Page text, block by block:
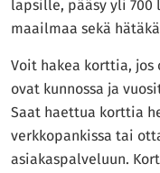
lapsille, pääsy yli
maailmaa sekä
Voit hakea korttia,
ovat kunnossa ja
Saat haettua korttia
verkkopankissa tai
asiakaspalveluun.